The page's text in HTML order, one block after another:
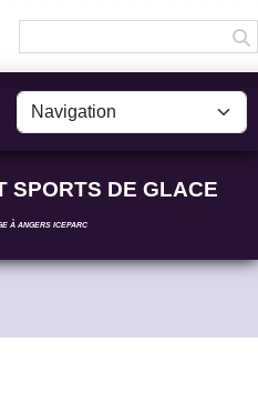
SPORTS DE GLACE
À ANGERS ICEPARC